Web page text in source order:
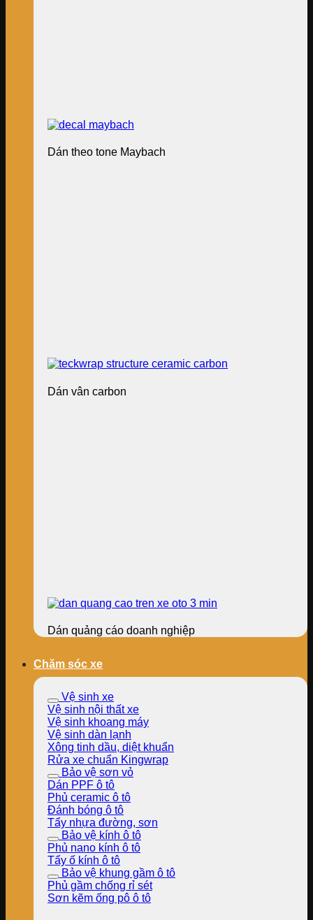
Dán theo tone Maybach
Dán vân carbon
Dán quảng cáo doanh nghiệp
Chăm sóc xe
Vệ sinh xe
Vệ sinh nội thất xe
Vệ sinh khoang máy
Vệ sinh dàn lạnh
Xông tinh dầu, diệt khuẩn
Rửa xe chuẩn Kingwrap
Bảo vệ sơn vỏ
Dán PPF ô tô
Phủ ceramic ô tô
Đánh bóng ô tô
Tẩy nhựa đường, sơn
Bảo vệ kính ô tô
Phủ nano kính ô tô
Tẩy ố kính ô tô
Bảo vệ khung gầm ô tô
Phủ gầm chống rỉ sét
Sơn kẽm ống pô ô tô